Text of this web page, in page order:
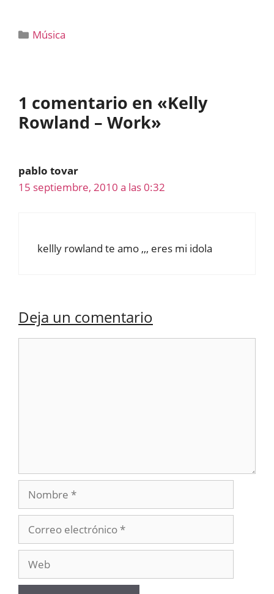
Categorías
Música
1 comentario en «Kelly
Rowland – Work»
pablo tovar
15 septiembre, 2010 a las 0:32
kellly rowland te amo ,,, eres mi idola
Deja un comentario
Nombre
electrónico